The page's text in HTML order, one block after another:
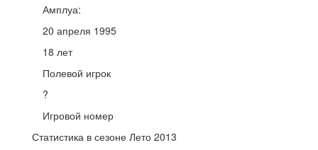
Амплуа:
20 апреля 1995
18 лет
Полевой игрок
?
Игровой номер
Статистика в сезоне Лето 2013